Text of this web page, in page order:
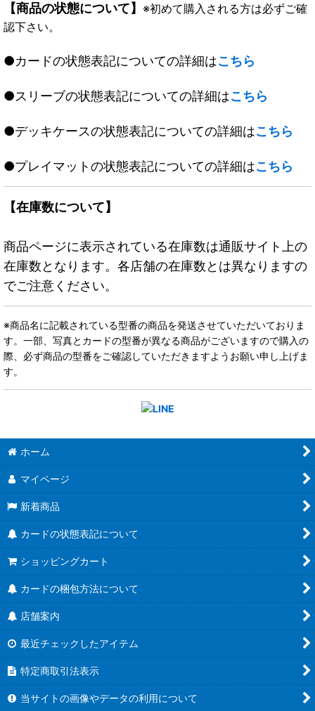
【商品の状態について】 ※初めて購入される方は必ずご確
認下さい。
●カードの状態表記についての詳細はこちら
●スリーブの状態表記についての詳細はこちら
●デッキケースの状態表記についての詳細はこちら
●プレイマットの状態表記についての詳細はこちら
【在庫数について】
商品ページに表示されている在庫数は通販サイト上の
在庫数となります。各店舗の在庫数とは異なりますの
でご注意ください。
※商品名に記載されている型番の商品を発送させていただいておりま
す。一部、写真とカードの型番が異なる商品がございますので購入の
際、必ず商品の型番をご確認していただきますようお願い申し上げま
す。
ホーム
マイページ
新着商品
カードの状態表記について
ショッピングカート
カードの梱包方法について
店舗案内
最近チェックしたアイテム
特定商取引法表示
当サイトの画像やデータの利用について